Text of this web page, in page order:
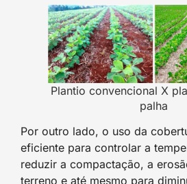
Plantio convencional X
palha
Por outro lado, o uso da
eficiente para controlar a
reduzir a compactação, a
terreno e até mesmo para